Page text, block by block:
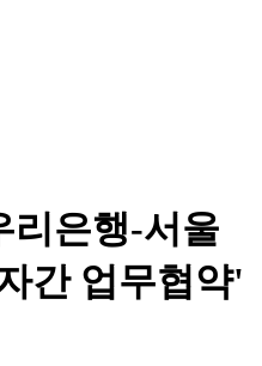
은행-서울
간 업무협약'